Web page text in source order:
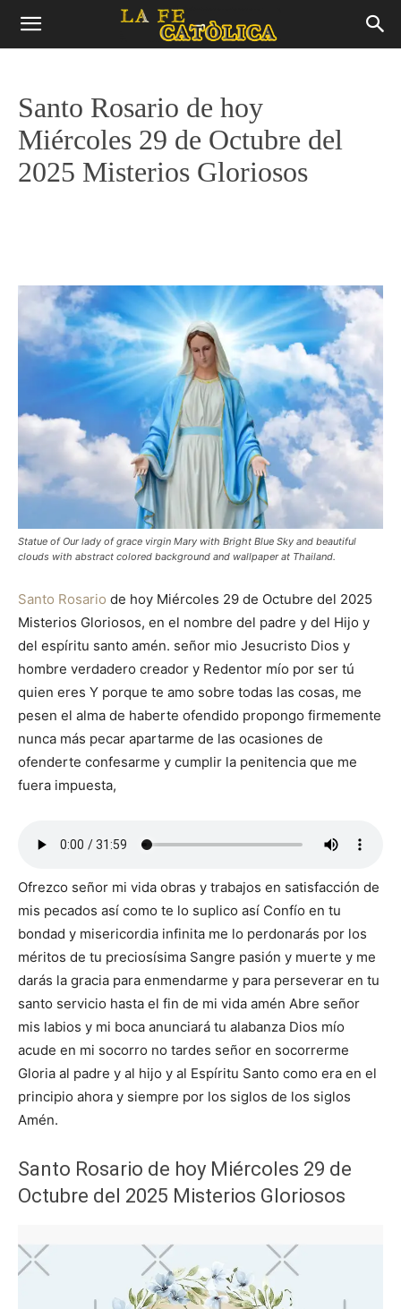
Santo Rosario de hoy
Miércoles 29 de Octubre del
2025 Misterios Gloriosos
Statue of Our lady of grace virgin Mary with Bright Blue Sky and beautiful
clouds with abstract colored background and wallpaper at Thailand.
Santo Rosario de hoy Miércoles 29 de Octubre del 2025
Misterios Gloriosos, en el nombre del padre y del Hijo y
del espíritu santo amén. señor mio Jesucristo Dios y
hombre verdadero creador y Redentor mío por ser tú
quien eres Y porque te amo sobre todas las cosas, me
pesen el alma de haberte ofendido propongo firmemente
nunca más pecar apartarme de las ocasiones de
ofenderte confesarme y cumplir la penitencia que me
fuera impuesta,
Ofrezco señor mi vida obras y trabajos en satisfacción de
mis pecados así como te lo suplico así Confío en tu
bondad y misericordia infinita me lo perdonarás por los
méritos de tu preciosísima Sangre pasión y muerte y me
darás la gracia para enmendarme y para perseverar en tu
santo servicio hasta el fin de mi vida amén Abre señor
mis labios y mi boca anunciará tu alabanza Dios mío
acude en mi socorro no tardes señor en socorrerme
Gloria al padre y al hijo y al Espíritu Santo como era en el
principio ahora y siempre por los siglos de los siglos
Amén.
Santo Rosario de hoy Miércoles 29 de
Octubre del 2025 Misterios Gloriosos